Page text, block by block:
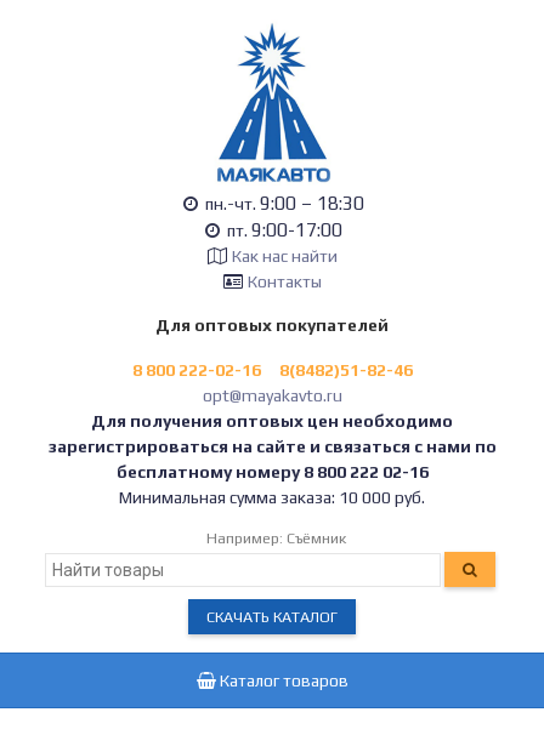
пн.-чт. 9:00 – 18:30
пт. 9:00-17:00
Как нас найти
Контакты
Для оптовых покупателей
8 800 222-02-16
8(8482)51-82-46
opt@mayakavto.ru
Для получения оптовых цен необходимо
зарегистрироваться на сайте и связаться с нами по
бесплатному номеру 8 800 222 02-16
Минимальная сумма заказа: 10 000 руб.
Например: Съёмник
СКАЧАТЬ КАТАЛОГ
Каталог товаров